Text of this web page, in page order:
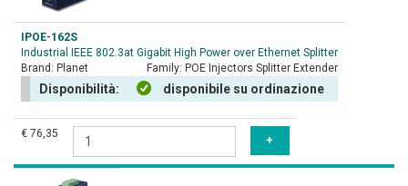
IPOE-162S
Industrial IEEE 802.3at Gigabit High Power over Ethernet Splitter
Brand: Planet Family: POE Injectors Splitter Extender
Disponibilità: disponibile su ordinazione
€ 76,35